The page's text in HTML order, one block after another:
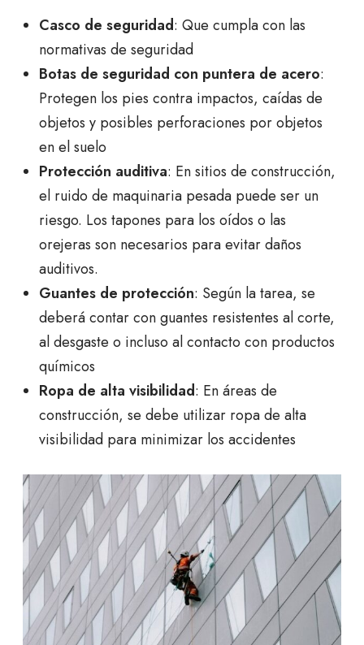
Casco de seguridad: Que cumpla con las
normativas de seguridad
Botas de seguridad con puntera de acero:
Protegen los pies contra impactos, caídas de
objetos y posibles perforaciones por objetos
en el suelo
Protección auditiva: En sitios de construcción,
el ruido de maquinaria pesada puede ser un
riesgo. Los tapones para los oídos o las
orejeras son necesarios para evitar daños
auditivos.
Guantes de protección: Según la tarea, se
deberá contar con guantes resistentes al corte,
al desgaste o incluso al contacto con productos
químicos
Ropa de alta visibilidad: En áreas de
construcción, se debe utilizar ropa de alta
visibilidad para minimizar los accidentes